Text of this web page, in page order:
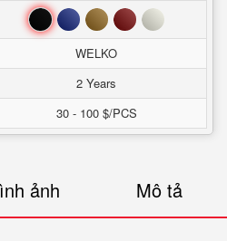
Đen Xanh Nâu Đỏ Trắng
WELKO
2 Years
30 - 100 $/PCS
ảnh Mô tả